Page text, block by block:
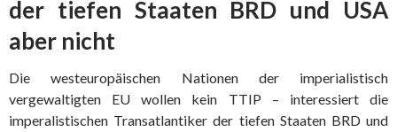
der tiefen Staaten BRD und USA
aber nicht
Die westeuropäischen Nationen der imperialistisch
vergewaltigten EU wollen kein TTIP – interessiert die
imperalistischen Transatlantiker der tiefen Staaten BRD und